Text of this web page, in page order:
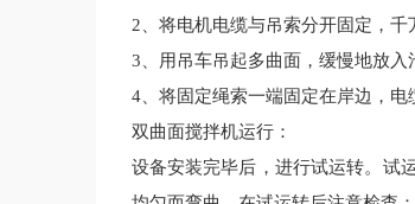
2、将电机电缆与吊索分开固定，
3、用吊车吊起多曲面，缓慢地放入
4、将固定绳索一端固定在岸边，电
双曲面搅拌机运行：
设备安装完毕后，进行试运转。试